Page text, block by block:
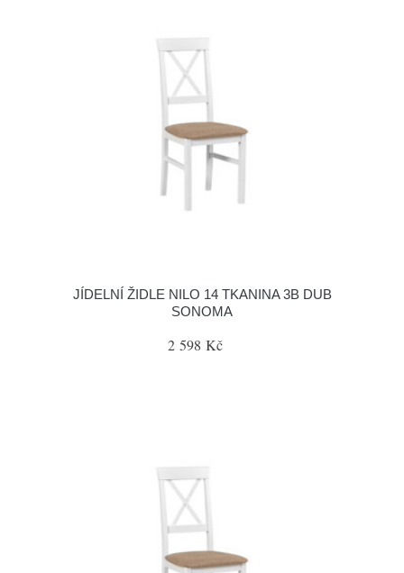
JÍDELNÍ ŽIDLE NILO 14 TKANINA 3B DUB
SONOMA
2 598 Kč